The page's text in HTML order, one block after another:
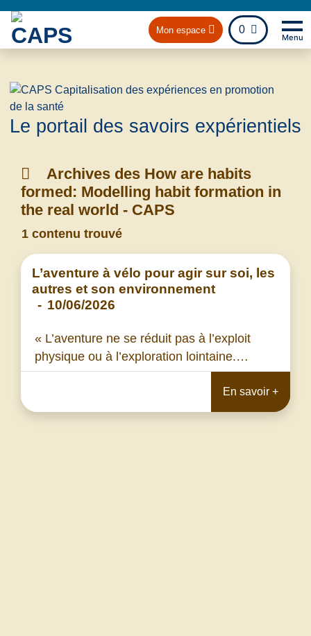
Mon espace 0
fichier
Menu
Le portail des savoirs expérientiels
Archives des How are habits
formed: Modelling habit formation in
the real world - CAPS
1 contenu trouvé
L’aventure à vélo pour agir sur soi, les
autres et son environnement
- 10/06/2026
« L’aventure ne se réduit pas à l’exploit
physique ou à l’exploration lointaine.…
En savoir +